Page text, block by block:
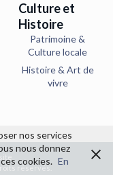
Culture et
Histoire
Patrimoine &
Culture locale
Histoire & Art de
vivre
réservés.
nos services
nous donnez
cookies. En